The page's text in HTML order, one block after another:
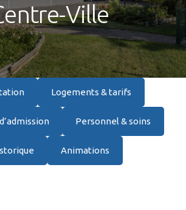
Ville
Logements & tarifs
Personnel & soins
Animations